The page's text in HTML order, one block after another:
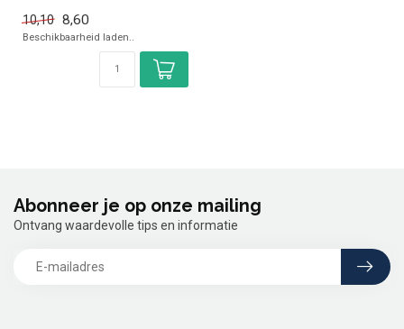
10,10 8,60
Beschikbaarheid laden..
Abonneer je op onze mailing
Ontvang waardevolle tips en informatie